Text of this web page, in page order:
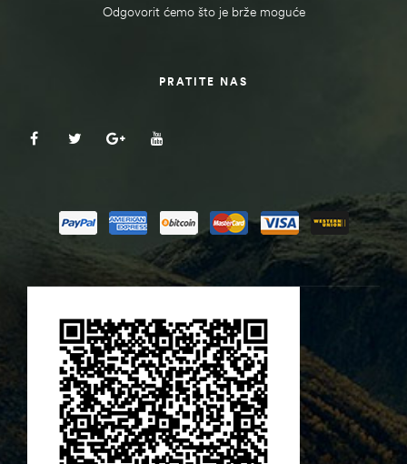
Odgovorit ćemo što je brže moguće
PRATITE NAS